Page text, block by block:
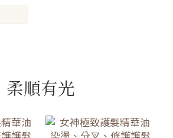
柔順有光